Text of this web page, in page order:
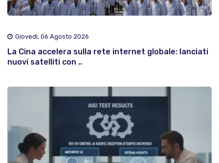
Giovedì, 06 Agosto 2026
La Cina accelera sulla rete internet globale: lanciati
nuovi satelliti con ..